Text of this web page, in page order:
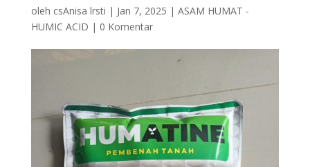
oleh csAnisa lrsti | Jan 7, 2025 | ASAM HUMAT -
HUMIC ACID | 0 Komentar